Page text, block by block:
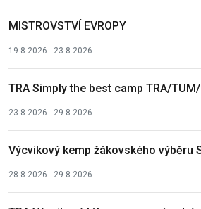
MISTROVSTVÍ EVROPY
19.8.2026 - 23.8.2026
TRA Simply the best camp TRA/
23.8.2026 - 29.8.2026
Výcvikový kemp žákovského výběru
28.8.2026 - 29.8.2026